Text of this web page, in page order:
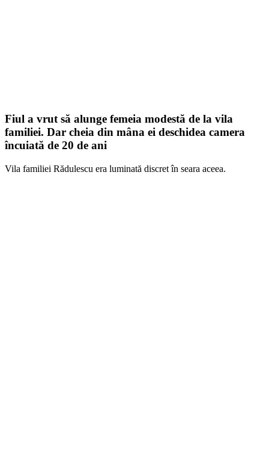
Fiul a vrut să alunge femeia modestă de la vila
familiei. Dar cheia din mâna ei deschidea camera
încuiată de 20 de ani
Vila familiei Rădulescu era luminată discret în seara aceea.